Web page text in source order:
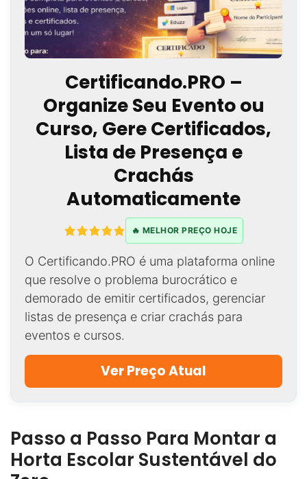
Certificando.PRO –
Organize Seu Evento ou
Curso, Gere Certificados,
Lista de Presença e
Crachás
Automaticamente
🔥 MELHOR PREÇO HOJE
O Certificando.PRO é uma plataforma online
que resolve o problema burocrático e
demorado de emitir certificados, gerenciar
listas de presença e criar crachás para
eventos e cursos.
Ver Preço Atual
Passo a Passo Para Montar a
Horta Escolar Sustentável do